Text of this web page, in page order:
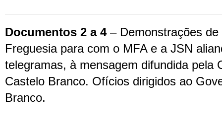
Documentos 2 a 4– Demonstrações de
Freguesia para com o MFA e a JSN
telegramas, à mensagem difundida pela
Castelo Branco. Ofícios dirigidos ao
Branco.